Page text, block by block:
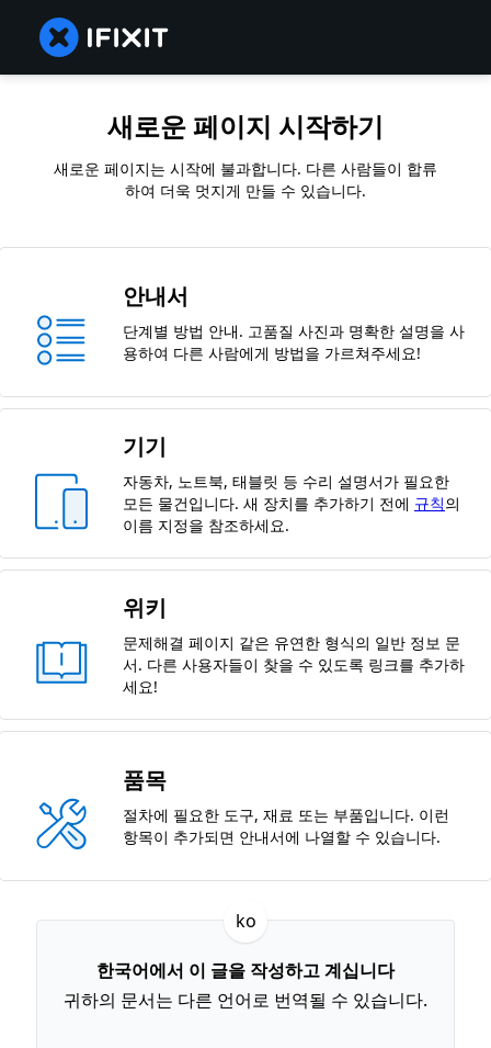
새로운 페이지 시작하기
새로운 페이지는 시작에 불과합니다. 다른 사람들이 합류
하여 더욱 멋지게 만들 수 있습니다.
안내서
단계별 방법 안내. 고품질 사진과 명확한 설명을 사
용하여 다른 사람에게 방법을 가르쳐주세요!
기기
자동차, 노트북, 태블릿 등 수리 설명서가 필요한
모든 물건입니다. 새 장치를 추가하기 전에 규칙의
이름 지정을 참조하세요.
위키
문제해결 페이지 같은 유연한 형식의 일반 정보 문
서. 다른 사용자들이 찾을 수 있도록 링크를 추가하
세요!
품목
절차에 필요한 도구, 재료 또는 부품입니다. 이런
항목이 추가되면 안내서에 나열할 수 있습니다.
ko
한국어에서 이 글을 작성하고 계십니다
귀하의 문서는 다른 언어로 번역될 수 있습니다.